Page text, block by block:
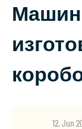
12, Jun